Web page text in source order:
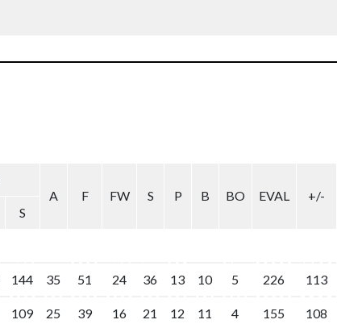
A
F FW S P B BO EVAL
+/-
S
144 35 51 24 36 13 10 5 226 113
109 25 39 16 21 12 11 4 155 108